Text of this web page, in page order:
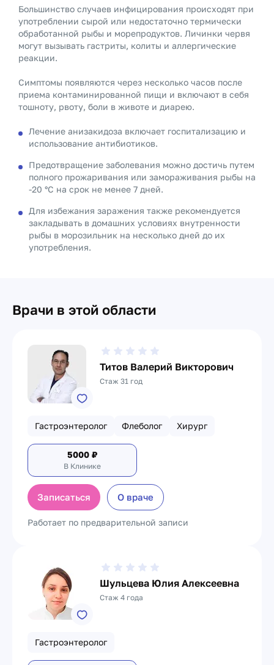
Большинство случаев инфицирования происходят при
употреблении сырой или недостаточно термически
обработанной рыбы и морепродуктов. Личинки червя
могут вызывать гастриты, колиты и аллергические
реакции.
Симптомы появляются через несколько часов после
приема контаминированной пищи и включают в себя
тошноту, рвоту, боли в животе и диарею.
Лечение анизакидоза включает госпитализацию и
использование антибиотиков.
Предотвращение заболевания можно достичь путем
полного прожаривания или замораживания рыбы на
-20 °С на срок не менее 7 дней.
Для избежания заражения также рекомендуется
закладывать в домашних условиях внутренности
рыбы в морозильник на несколько дней до их
употребления.
Врачи в этой области
Титов Валерий Викторович
Стаж 31 год
Гастроэнтеролог Флеболог Хирург
5000 ₽
В Клинике
Записаться О враче
Работает по предварительной записи
Шульцева Юлия Алексеевна
Стаж 4 года
Гастроэнтеролог